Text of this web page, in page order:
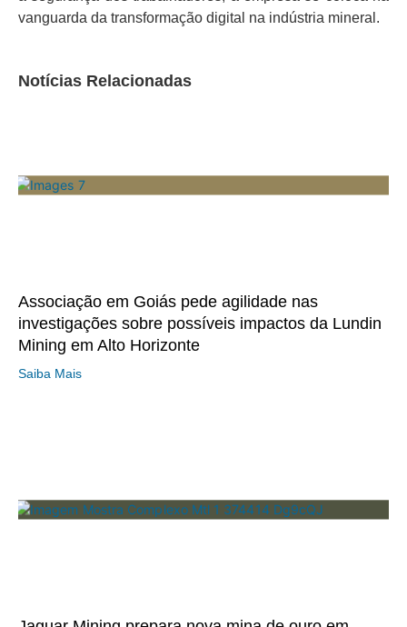
vanguarda da transformação digital na indústria mineral.
Notícias Relacionadas
Associação em Goiás pede agilidade nas
investigações sobre possíveis impactos da Lundin
Mining em Alto Horizonte
Saiba Mais